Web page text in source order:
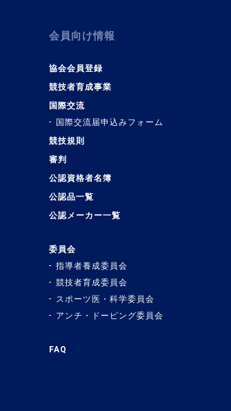
会員向け情報
協会会員登録
競技者育成事業
国際交流
国際交流届申込みフォーム
競技規則
審判
公認資格者名簿
公認品一覧
公認メーカー一覧
委員会
指導者養成委員会
競技者育成委員会
スポーツ医・科学委員会
アンチ・ドーピング委員会
FAQ